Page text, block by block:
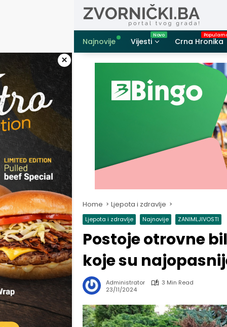
Najnovije
Vijesti Crna Hronika
×
Home Ljepota i zdravlje
Ljepota i zdravlje Najnovije ZANIMLJIVOSTI
Postoje otrovne
koje su
Administrator
3 Min Read
23/11/2024